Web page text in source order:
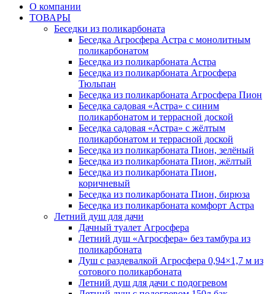
О компании
ТОВАРЫ
Беседки из поликарбоната
Беседка Агросфера Астра с монолитным
поликарбонатом
Беседка из поликарбоната Астра
Беседка из поликарбоната Агросфера
Тюльпан
Беседка из поликарбоната Агросфера Пион
Беседка садовая «Астра» с синим
поликарбонатом и террасной доской
Беседка садовая «Астра» с жёлтым
поликарбонатом и террасной доской
Беседка из поликарбоната Пион, зелёный
Беседка из поликарбоната Пион, жёлтый
Беседка из поликарбоната Пион,
коричневый
Беседка из поликарбоната Пион, бирюза
Беседка из поликарбоната комфорт Астра
Летний душ для дачи
Дачный туалет Агросфера
Летний душ «Агросфера» без тамбура из
поликарбоната
Душ с раздевалкой Агросфера 0,94×1,7 м из
сотового поликарбоната
Летний душ для дачи с подогревом